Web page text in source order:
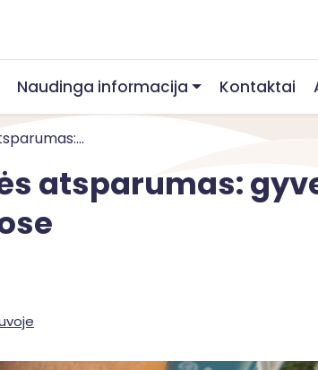
Naudinga informacija Kontaktai
atsparumas: